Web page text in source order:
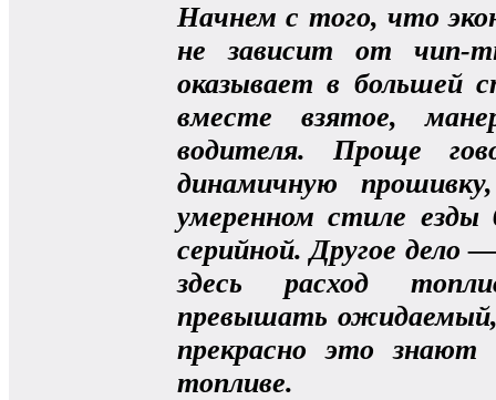
Начнем с того, что
не зависит от чип-
оказывает в большей
вместе взятое,
водителя. Проще
динамичную
умеренном стиле
серийной. Другое дело
здесь расход
превышать
прекрасно это
топливе.